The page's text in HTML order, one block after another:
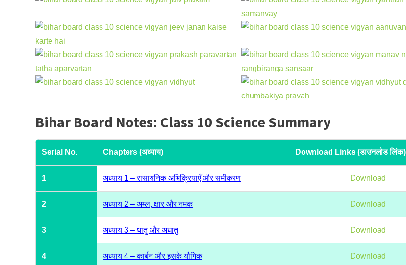
Bihar Board Notes: Class 10 Science Summary
Serial No. Chapters (अध्याय) Download Links (डाउनलोड लिंक)
1 अध्याय 1 – रासायनिक अभिक्रियाएँ और समीकरण Download
2 अध्याय 2 – अम्ल, क्षार और नमक Download
3 अध्याय 3 – धातु और अधातु Download
4 अध्याय 4 – कार्बन और इसके यौगिक Download